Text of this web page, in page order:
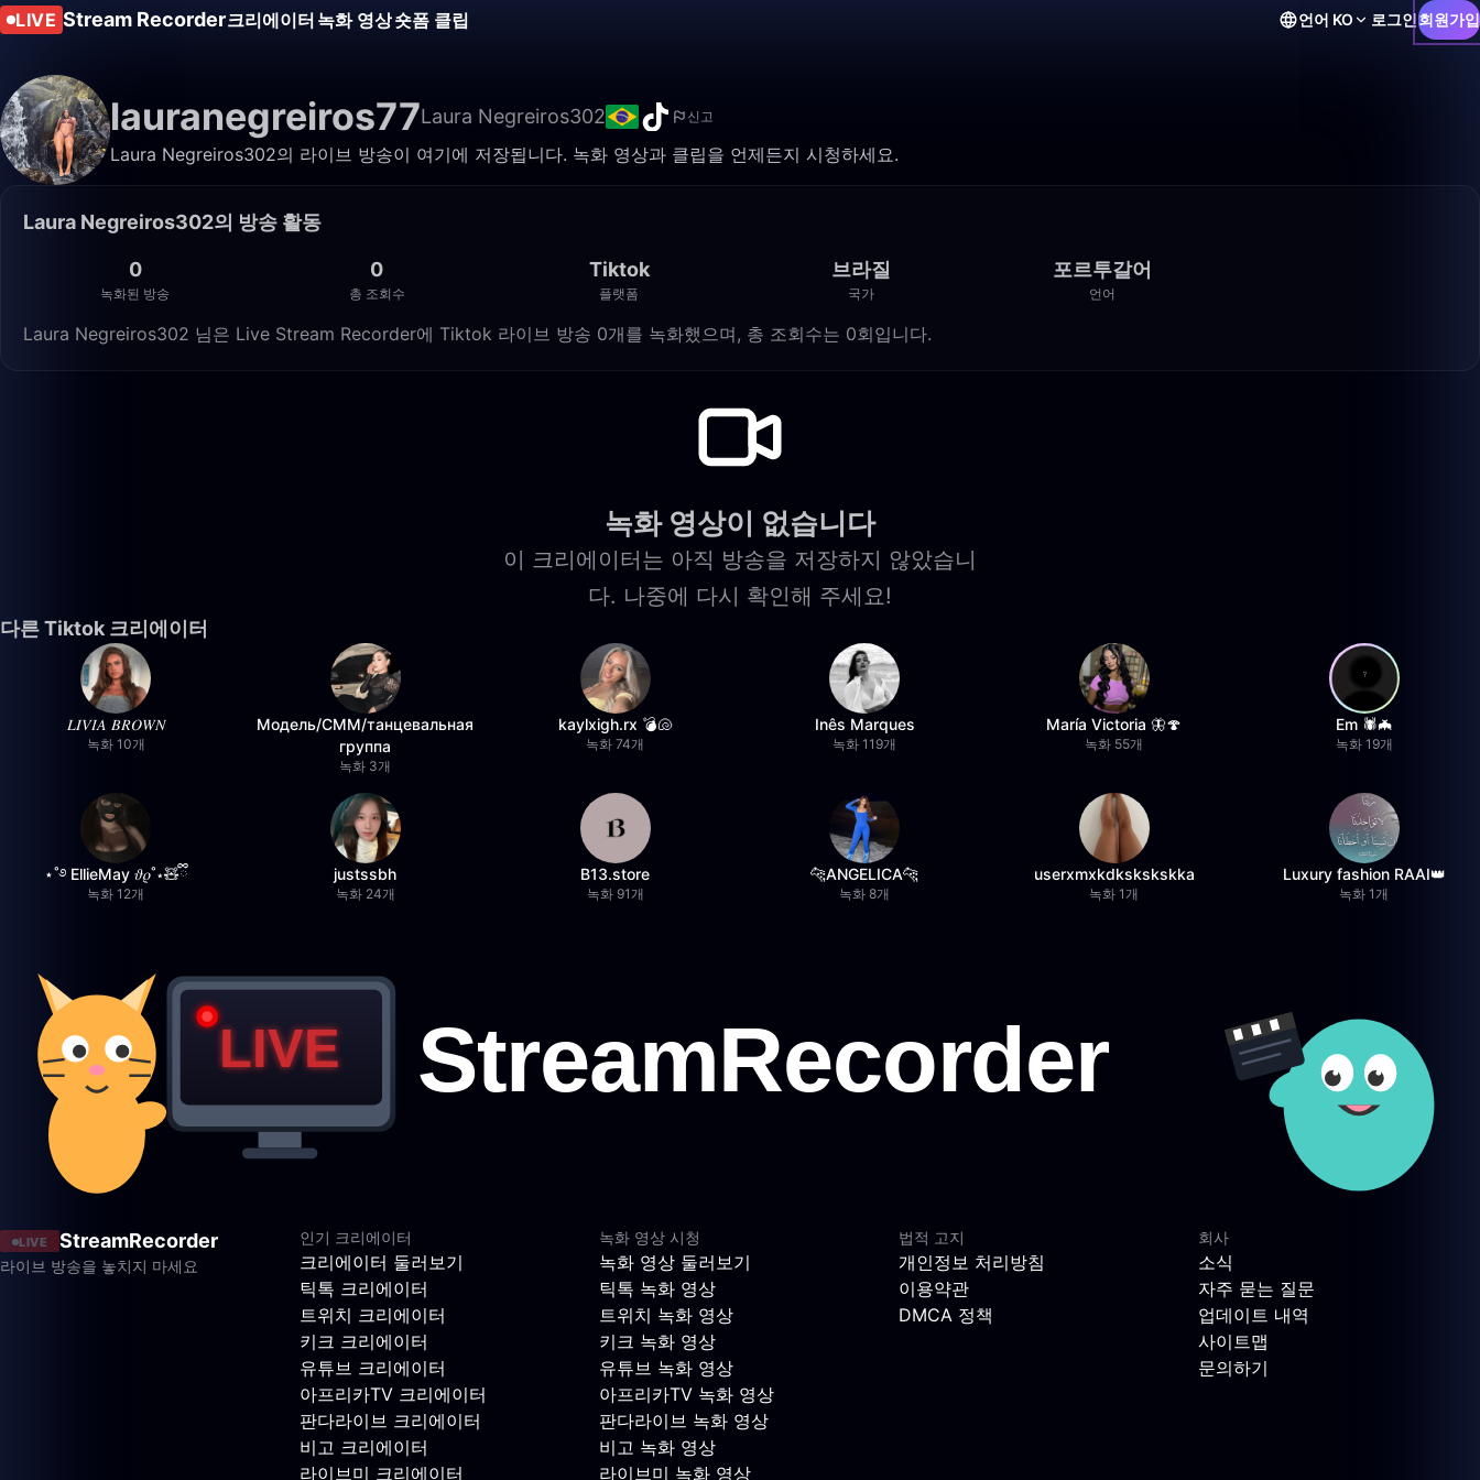
LIVE Stream Recorder크리에이터 녹화 영상숏폼 클립 언어 KO 로그인회원가입
lauranegreiros77Laura Negreiros302 신고
Laura Negreiros302의 라이브 방송이 여기에 저장됩니다. 녹화 영상과 클립을 언제든지 시청하세요.
Laura Negreiros302의 방송 활동
0
녹화된 방송
0
총 조회수
Tiktok
플랫폼
브라질
국가
포르투갈어
언어
Laura Negreiros302 님은 Live Stream Recorder에 Tiktok 라이브 방송 0개를 녹화했으며, 총 조회수는 0회입니다.
녹화 영상이 없습니다
이 크리에이터는 아직 방송을 저장하지 않았습니
다. 나중에 다시 확인해 주세요!
다른 Tiktok 크리에이터
𝐿𝐼𝑉𝐼𝐴 𝐵𝑅𝑂𝑊𝑁
녹화 10개
Модель/СММ/танцевальная
группа
녹화 3개
kaylxigh.rx 💣🐚
녹화 74개
Inês Marques
녹화 119개
María Victoria 🦋🍄
녹화 55개
Em 🕷️🦇
녹화 19개
⋆˚࿔ EllieMay 𝜗𝜚˚⋆🧸ྀི
녹화 12개
justssbh
녹화 24개
B13.store
녹화 91개
🐆ANGELICA🐆
녹화 8개
userxmxkdkskskskka
녹화 1개
Luxury fashion RAAI👑
녹화 1개
LIVE StreamRecorder
라이브 방송을 놓치지 마세요
인기 크리에이터
크리에이터 둘러보기
틱톡 크리에이터
트위치 크리에이터
키크 크리에이터
유튜브 크리에이터
아프리카TV 크리에이터
판다라이브 크리에이터
비고 크리에이터
라이브미 크리에이터
녹화 영상 시청
녹화 영상 둘러보기
틱톡 녹화 영상
트위치 녹화 영상
키크 녹화 영상
유튜브 녹화 영상
아프리카TV 녹화 영상
판다라이브 녹화 영상
비고 녹화 영상
라이브미 녹화 영상
법적 고지
개인정보 처리방침
이용약관
DMCA 정책
회사
소식
자주 묻는 질문
업데이트 내역
사이트맵
문의하기